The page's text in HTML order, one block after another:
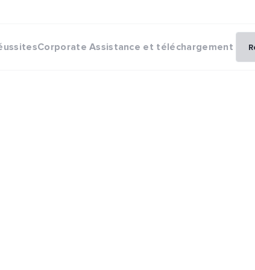
Corporate Assistance et téléchargement